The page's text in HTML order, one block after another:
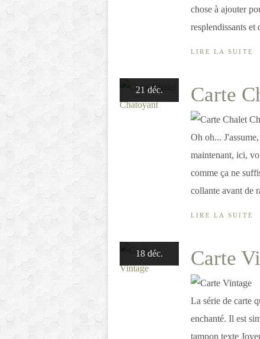
chose à ajouter
resplendissants et
LIRE LA SUITE
21 déc. Carte
Oh oh...
maintenant, ici,
comme ça ne
collante avant de
LIRE LA SUITE
18 déc. Carte
La série de carte
enchanté. Il est
tampon texte